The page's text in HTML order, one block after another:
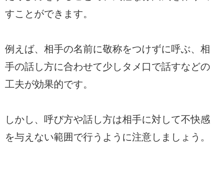
すことができます。
例えば、相手の名前に敬称をつけずに呼ぶ、相
手の話し方に合わせて少しタメ口で話すなどの
工夫が効果的です。
しかし、呼び方や話し方は相手に対して不快感
を与えない範囲で行うように注意しましょう。